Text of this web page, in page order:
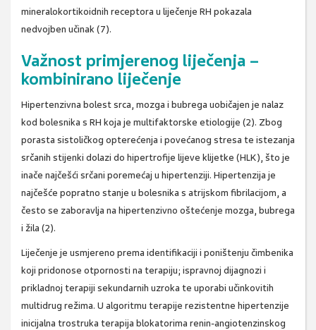
mineralokortikoidnih receptora u liječenje RH pokazala
nedvojben učinak (7).
Važnost primjerenog liječenja –
kombinirano liječenje
Hipertenzivna bolest srca, mozga i bubrega uobičajen je nalaz
kod bolesnika s RH koja je multifaktorske etiologije (2). Zbog
porasta sistoličkog opterećenja i povećanog stresa te istezanja
srčanih stijenki dolazi do hipertrofije lijeve klijetke (HLK), što je
inače najčešći srčani poremećaj u hipertenziji. Hipertenzija je
najčešće popratno stanje u bolesnika s atrijskom fibrilacijom, a
često se zaboravlja na hipertenzivno oštećenje mozga, bubrega
i žila (2).
Liječenje je usmjereno prema identifikaciji i poništenju čimbenika
koji pridonose otpornosti na terapiju; ispravnoj dijagnozi i
prikladnoj terapiji sekundarnih uzroka te uporabi učinkovitih
multidrug režima. U algoritmu terapije rezistentne hipertenzije
inicijalna trostruka terapija blokatorima renin-angiotenzinskog